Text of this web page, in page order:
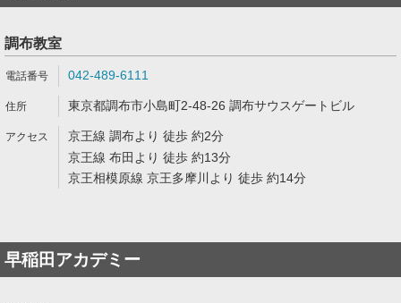
調布教室
042-489-6111
東京都調布市小島町2-48-26 調布サウスゲートビル
京王線 調布より 徒歩 約2分
京王線 布田より 徒歩 約13分
京王相模原線 京王多摩川より 徒歩 約14分
早稲田アカデミー